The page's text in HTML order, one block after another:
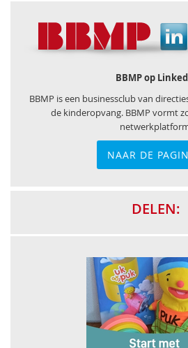
BBMP op
BBMP is een businessclub van
de kinderopvang. BBMP vormt
NAAR DE
DELEN: